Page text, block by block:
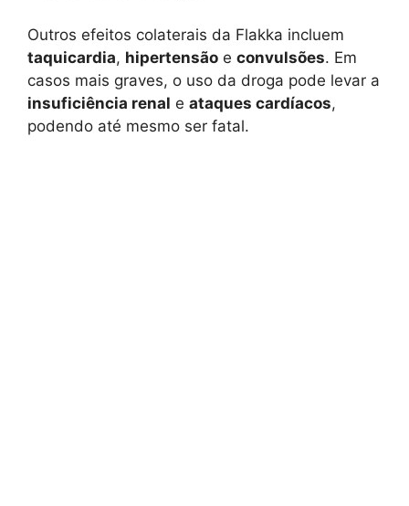
Outros efeitos colaterais da Flakka incluem
taquicardia, hipertensão e convulsões. Em
casos mais graves, o uso da droga pode levar a
insuficiência renal e ataques cardíacos,
podendo até mesmo ser fatal.